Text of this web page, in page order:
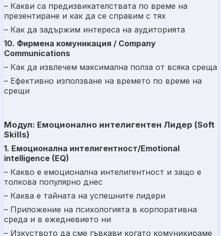
– Какви са предизвикателствата по време на
презентиране и как да се справим с тях
– Как да задържим интереса на аудиторията
10. Фирмена комуникация / Company
Communications
– Как да извлечем максимална полза от всяка среща
– Ефективно използване на времето по време на
срещи
Модул: Емоционално интелигентен Лидер (Soft
Skills)
1. Емоционална интелигентност/Emotional
intelligence (EQ)
– Какво е емоционална интелигентност и защо е
толкова популярно днес
– Каква е тайната на успешните лидери
– Приложение на психологията в корпоративна
среда и в ежедневието ни
– Изкуството да сме гъвкави когато комуникираме